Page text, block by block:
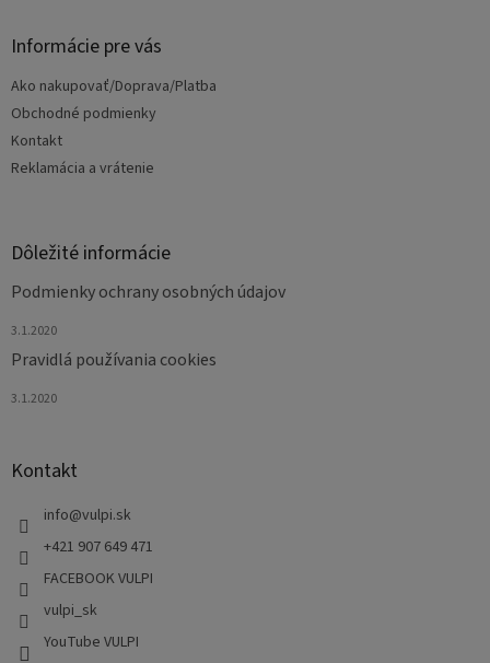
Informácie pre vás
Ako nakupovať/Doprava/Platba
Obchodné podmienky
Kontakt
Reklamácia a vrátenie
Dôležité informácie
Podmienky ochrany osobných údajov
3.1.2020
Pravidlá používania cookies
3.1.2020
Kontakt
info@vulpi.sk
+421 907 649 471
FACEBOOK VULPI
vulpi_sk
YouTube VULPI